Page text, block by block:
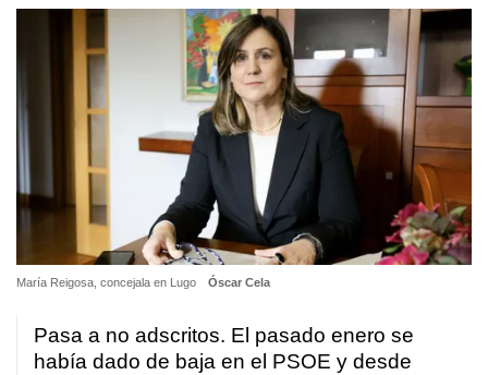
María Reigosa, concejala en Lugo Óscar Cela
Pasa a no adscritos. El pasado enero se
había dado de baja en el PSOE y desde